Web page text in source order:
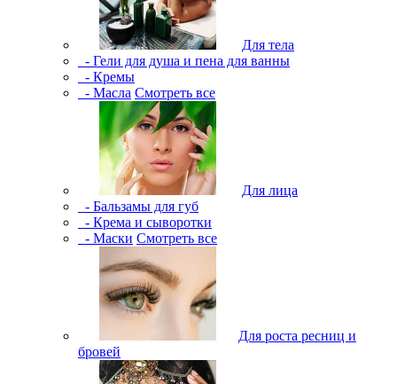
Для тела
- Гели для душа и пена для ванны
- Кремы
- Масла Смотреть все
Для лица
- Бальзамы для губ
- Крема и сыворотки
- Маски Смотреть все
Для роста ресниц и
бровей